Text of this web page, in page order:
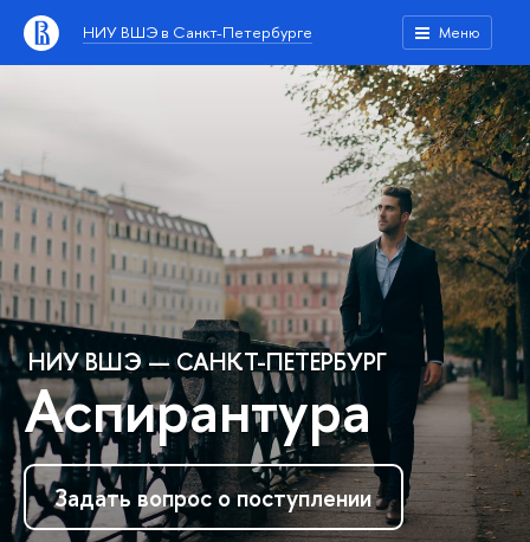
НИУ ВШЭ в Санкт-Петербурге Меню
НИУ ВШЭ — САНКТ-ПЕТЕРБУРГ
Аспирантура
Задать вопрос о поступлении